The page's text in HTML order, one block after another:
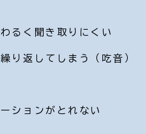
るく聞き取りにくい
り返してしまう（吃音）
ションがとれない